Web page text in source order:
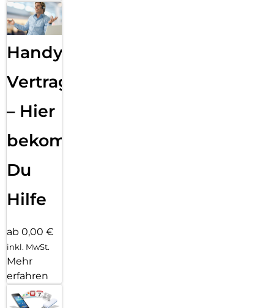
Handy
Vertragsabwicklung
– Hier
bekommst
Du
Hilfe
ab 0,00 €
inkl. MwSt.
Mehr
erfahren